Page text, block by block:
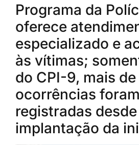
Programa da
oferece
especializado e
às vítimas;
do CPI-9, mais
ocorrências foram
registradas desde
implantação da